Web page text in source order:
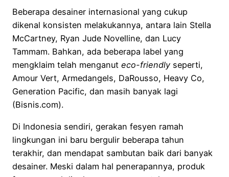
Beberapa desainer internasional yang cukup
dikenal konsisten melakukannya, antara lain Stella
McCartney, Ryan Jude Novelline, dan Lucy
Tammam. Bahkan, ada beberapa label yang
mengklaim telah menganut eco-friendly seperti,
Amour Vert, Armedangels, DaRousso, Heavy Co,
Generation Pacific, dan masih banyak lagi
(Bisnis.com).
Di Indonesia sendiri, gerakan fesyen ramah
lingkungan ini baru bergulir beberapa tahun
terakhir, dan mendapat sambutan baik dari banyak
desainer. Meski dalam hal penerapannya, produk